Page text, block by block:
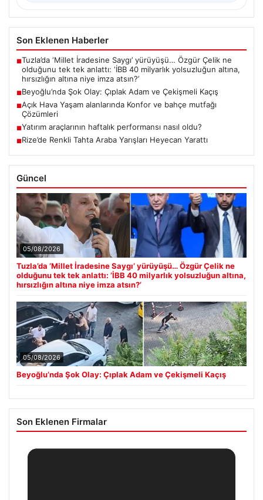
Son Eklenen Haberler
■Tuzla’da ‘Millet İradesine Saygı’ yürüyüşü… Özgür Çelik ne
olduğunu tek tek anlattı: ‘İBB 40 milyarlık yolsuzluğun altına,
hırsızlığın altına niye imza atsın?’
■Beyoğlu’nda Şok Olay: Çıplak Adam ve Çekişmeli Kaçış
■Açık Hava Yaşam alanlarında Konfor ve bahçe mutfağı
Çözümleri
■Yatırım araçlarının haftalık performansı nasıl oldu?
■Rize’de Renkli Tahta Araba Yarışları Heyecan Yarattı
Güncel
05/08/2026
Tuzla’da ‘Millet İradesine Saygı’ yürüyüşü… Özgür Çelik ne
olduğunu tek tek anlattı: ‘İBB 40 milyarlık yolsuzluğun altına,
hırsızlığın altına niye imza atsın?’
05/08/2026
Beyoğlu’nda Şok Olay: Çıplak Adam ve Çekişmeli Kaçış
Son Eklenen Firmalar